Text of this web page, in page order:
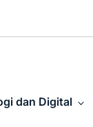
dan Digital